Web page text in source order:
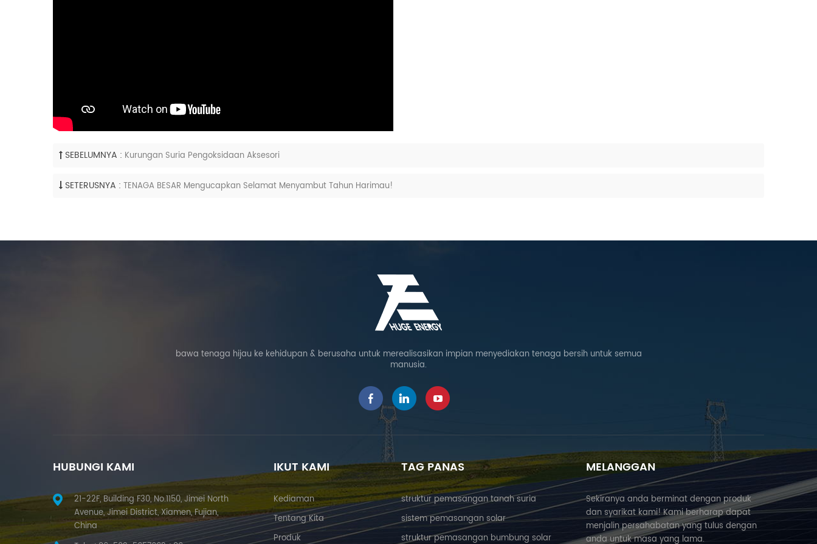
SEBELUMNYA : Kurungan Suria Pengoksidaan Aksesori
SETERUSNYA : TENAGA BESAR Mengucapkan Selamat Menyambut Tahun Harimau!
bawa tenaga hijau ke kehidupan & berusaha untuk merealisasikan impian menyediakan tenaga bersih untuk semua
manusia.
HUBUNGI KAMI
21-22F, Building F30, No.1150, Jimei North
Avenue, Jimei District, Xiamen, Fujian,
China
IKUT KAMI
Kediaman
Tentang Kita
Produk
TAG PANAS
struktur pemasangan tanah suria
sistem pemasangan solar
struktur pemasangan bumbung solar
MELANGGAN
Sekiranya anda berminat dengan produk
dan syarikat kami! Kami berharap dapat
menjalin persahabatan yang tulus dengan
anda untuk masa yang lama.